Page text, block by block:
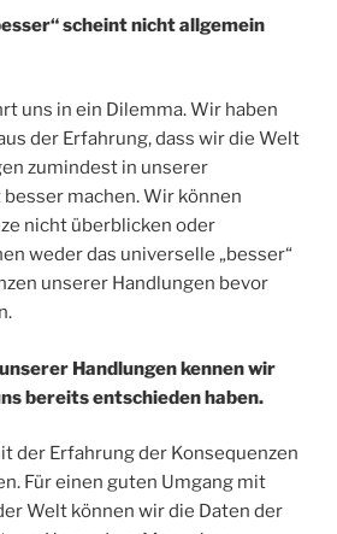
scheint nicht allgemein
uns in ein Dilemma. Wir haben
der Erfahrung, dass wir die Welt
zumindest in unserer
machen. Wir können
nicht überblicken oder
weder das universelle „besser“
unserer Handlungen bevor
Handlungen kennen wir
bereits entschieden haben.
der Erfahrung der Konsequenzen
Für einen guten Umgang mit
Welt können wir die Daten der